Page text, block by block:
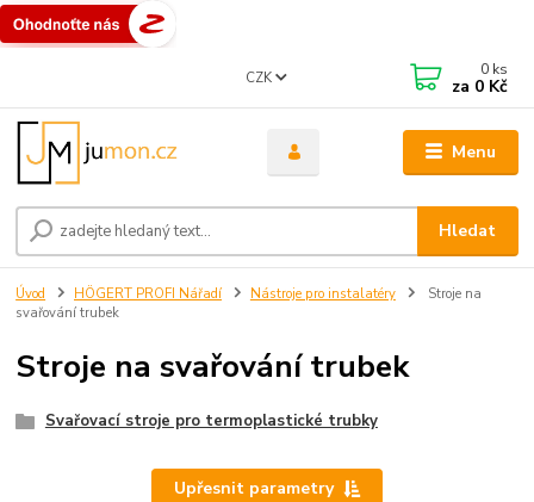
Menu
CZK
Hledat
0 ks
za 0 Kč
Úvod HÖGERT PROFI Nářadí Nástroje pro instalatéry
Stroje na
svařování trubek
Stroje na svařování trubek
Svařovací stroje pro termoplastické trubky
Upřesnit parametry